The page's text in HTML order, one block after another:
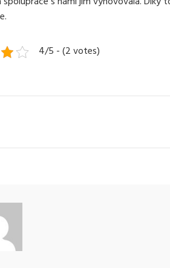
4/5 - (2 votes)